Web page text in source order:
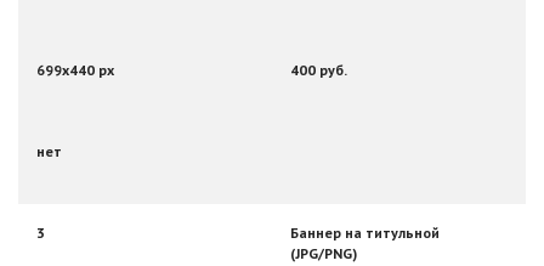
699х440 px 400 руб.
нет
3
Баннер на титульной
(JPG/PNG)